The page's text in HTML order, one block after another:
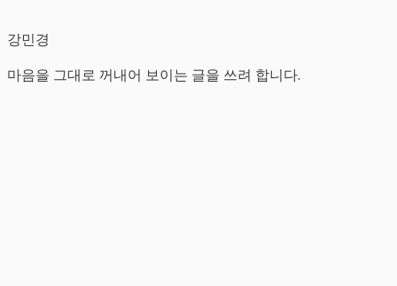
강민경
마음을 그대로 꺼내어 보이는 글을 쓰려 합니다.